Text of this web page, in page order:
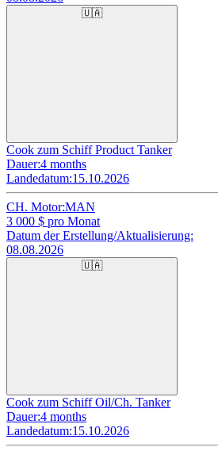
🇺🇦
Cook zum Schiff Product Tanker
Dauer:4 months
Landedatum:15.10.2026
CH. Motor:MAN
3 000 $ pro Monat
Datum der Erstellung/Aktualisierung:
08.08.2026
🇺🇦
Cook zum Schiff Oil/Ch. Tanker
Dauer:4 months
Landedatum:15.10.2026